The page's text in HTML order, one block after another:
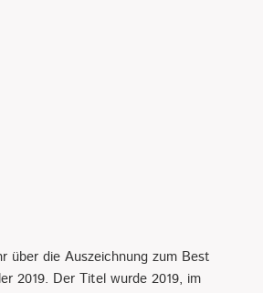
über die Auszeichnung zum Best
2019. Der Titel wurde 2019, im